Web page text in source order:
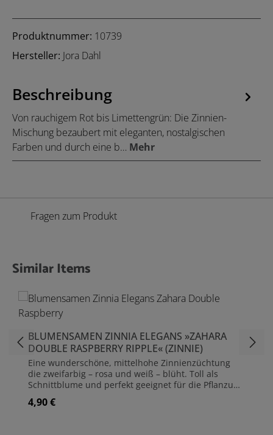
Produktnummer: 10739
Hersteller: Jora Dahl
Beschreibung
Von rauchigem Rot bis Limettengrün: Die Zinnien-
Mischung bezaubert mit eleganten, nostalgischen
Farben und durch eine b… Mehr
Fragen zum Produkt
Produktgalerie überspringen
Similar Items
BLUMENSAMEN ZINNIA ELEGANS »ZAHARA
DOUBLE RASPBERRY RIPPLE« (ZINNIE)
Eine wunderschöne, mittelhohe Zinnienzüchtung
die zweifarbig – rosa und weiß – blüht. Toll als
Schnittblume und perfekt geeignet für die Pflanzung
äußerst robust, aber empfindlich an den Wurzeln.
Regulärer Preis:
4,90 €